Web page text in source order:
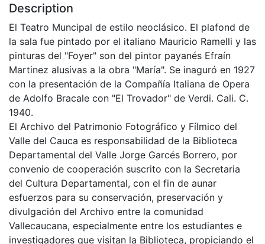
Description
El Teatro Muncipal de estilo neoclásico. El plafond de
la sala fue pintado por el italiano Mauricio Ramelli y las
pinturas del "Foyer" son del pintor payanés Efraín
Martinez alusivas a la obra "María". Se inaguró en 1927
con la presentación de la Compañía Italiana de Opera
de Adolfo Bracale con "El Trovador" de Verdi. Cali. C.
1940.
El Archivo del Patrimonio Fotográfico y Fílmico del
Valle del Cauca es responsabilidad de la Biblioteca
Departamental del Valle Jorge Garcés Borrero, por
convenio de cooperación suscrito con la Secretaria
del Cultura Departamental, con el fin de aunar
esfuerzos para su conservación, preservación y
divulgación del Archivo entre la comunidad
Vallecaucana, especialmente entre los estudiantes e
investigadores que visitan la Biblioteca, propiciando el